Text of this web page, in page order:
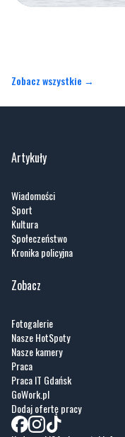
Zobacz wszystkie →
Artykuły
Wiadomości
Sport
Kultura
Społeczeństwo
Kronika policyjna
Zobacz
Fotogalerie
Nasze HotSpoty
Nasze kamery
Praca
Praca IT Gdańsk
GoWork.pl
Dodaj ofertę pracy